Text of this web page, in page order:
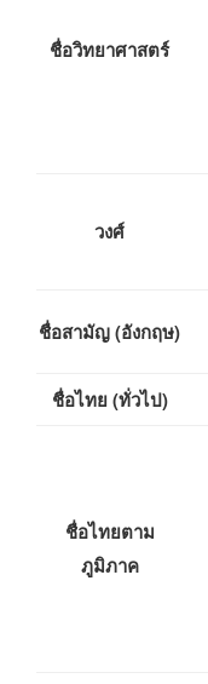
ชื่อวิทยาศาสตร์
วงศ์
ชื่อสามัญ (อังกฤษ)
ชื่อไทย (ทั่วไป)
ชื่อไทยตาม
ภูมิภาค